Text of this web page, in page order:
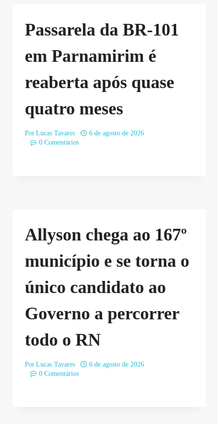
Passarela da BR-101
em Parnamirim é
reaberta após quase
quatro meses
Por Lucas Tavares
6 de agosto de 2026
0 Comentários
Allyson chega ao 167º
município e se torna o
único candidato ao
Governo a percorrer
todo o RN
Por Lucas Tavares
6 de agosto de 2026
0 Comentários